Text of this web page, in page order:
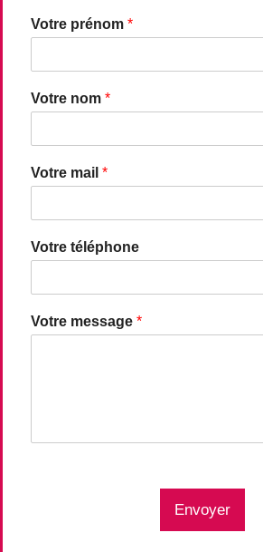
Votre prénom *
Votre nom *
Votre mail *
Votre téléphone
Votre message *
Envoyer